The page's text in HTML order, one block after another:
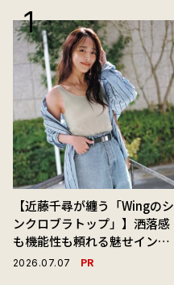
【近藤千尋が纏う「Wingのシ
ンクロブラトップ」】洒落感
も機能性も頼れる魅せインナ
ーで毎日を心地よくアプデ！
2026.07.07 PR